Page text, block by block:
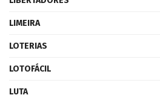
LIMEIRA
LOTERIAS
LOTOFÁCIL
LUTA